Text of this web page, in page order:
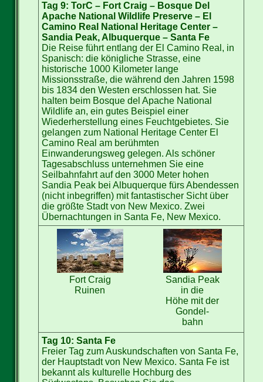
Tag 9: TorC – Fort Craig – Bosque Del
Apache National Wildlife Preserve – El
Camino Real National Heritage Center –
Sandia Peak, Albuquerque – Santa Fe
Die Reise führt entlang der El Camino Real, in
Spanisch: die königliche Strasse, eine
historische 1000 Kilometer lange
Missionsstraße, die während den Jahren 1598
bis 1834 den Westen erschlossen hat. Sie
halten beim Bosque del Apache National
Wildlife an, ein gutes Beispiel einer
Wiederherstellung eines Feuchtgebietes. Sie
gelangen zum National Heritage Center El
Camino Real am berühmten
Einwanderungsweg gelegen. Als schöner
Tagesabschluss unternehmen Sie eine
Seilbahnfahrt auf den 3000 Meter hohen
Sandia Peak bei Albuquerque fürs Abendessen
(nicht inbegriffen) mit fantastischer Sicht über
die größte Stadt von New Mexico. Zwei
Übernachtungen in Santa Fe, New Mexico.
Fort Craig
Ruinen
Sandia Peak
in die
Höhe mit der
Gondel-
bahn
Tag 10: Santa Fe
Freier Tag zum Auskundschaften von Santa Fe,
der Hauptstadt von New Mexico. Santa Fe ist
bekannt als kulturelle Hochburg des